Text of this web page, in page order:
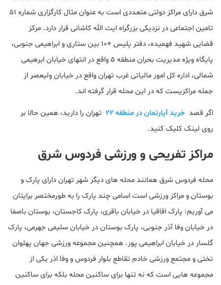
شرق دارای مراکز دولتی متعددی است به عنوان مثال کارگزاری شماره ۵۱
تامین اجتماعی در نزدیکی بزرگراه ایت الله کاشانی قرار دارد. مرکز
قضایی شهید فهمیده، دفتر پلیس +۱۰ بین ستاری و ابراهیمی جنوبی،
پایگاه ویژه مدیریت بحران منطقه ۵ واقع در انتهای خیابان ابرهیمی
شمالی، اداره کل امور مالیاتی غرب تهران واقع در خیابان ولیعصر از
جمله مراکزیست که در این محله قرار گرفته اند.
اگر قصد خرید آپارتمان در منطقه 22
تهران را دارید، همین حالا بر
روی لینک کلیک کنید.
مراکز تفریحی و ورزشی فردوس شرق
محله فردوس شرق همانند محله های دیگر شهر تهران دارای پارک و
بوستان و مراکز ورزشی است اسامی چند پارک را به طورمختصر برایتان
می آوریم: پارک اقاقیا در خیابان باقری، پارک کاجستان، بوستان باصفا
در خیابان وفا آذر جنوبی، پارک بوستان در خیابان سلیمی جهرمی، پارک
گلسار در خیابان ابراهیمی پور. همچنین مجموعه ورزشی جهان پهلوان
تختی و مجتمع ورزشی خادم تقاطع بلوار فردوس و وفا اذر یکی از
مجموعه هایی است که نه تنها برای ساکنین محله بلکه برای ساکنین